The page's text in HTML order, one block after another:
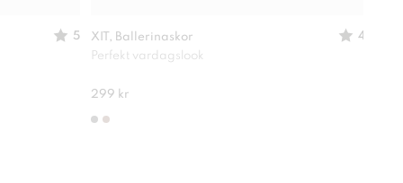
5 XIT, Ballerinaskor
4
Perfekt vardagslook
299 kr